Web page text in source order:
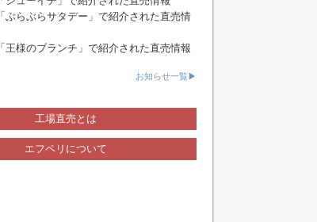
「ぶらぶらサタデー」で紹介された直売情
「王様のブランチ」で紹介された直売情報
お知らせ一覧▶
工場直売とは
エフペリについて